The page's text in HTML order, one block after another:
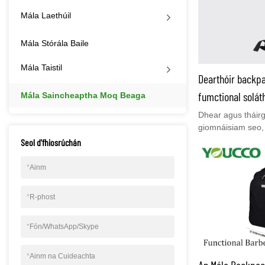
Mála Laethúil
Mála Stórála Baile
Mála Taistil
Mála Saincheaptha Moq Beaga
Seol d'fhiosrúchán
*Ainm
*R-phost
*Fón/WhatsApp/Skype
*Ainm na Cuideachta
Dearthóir
fumctional
Dhear agus
giomnáisiam
éadaí, fón,
USB.Idir an dá
fáil ag
loingseoireacht
cheist agat, ná
dhéanamh linn
nó whatsapp: